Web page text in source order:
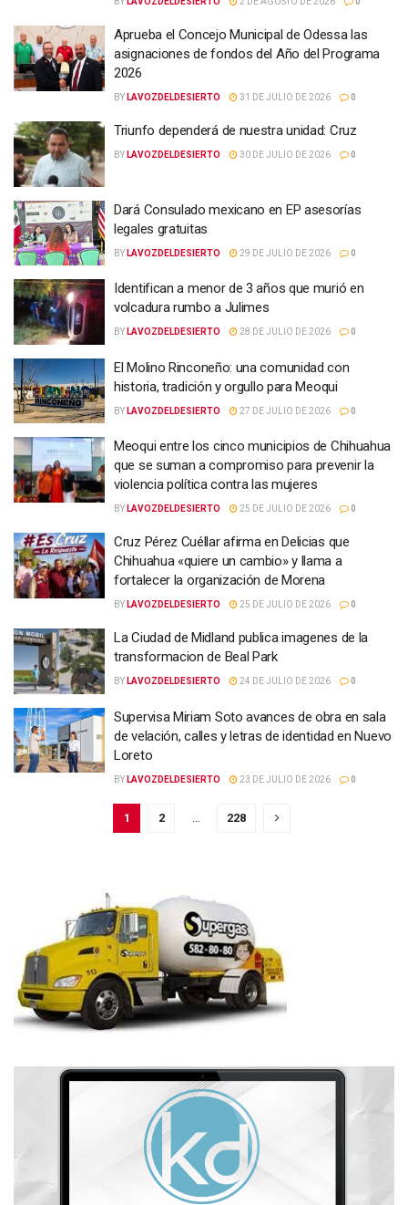
Aprueba el Concejo Municipal de Odessa las
asignaciones de fondos del Año del Programa
2026
BY LAVOZDELDESIERTO 31 DE JULIO DE 2026 0
Triunfo dependerá de nuestra unidad: Cruz
BY LAVOZDELDESIERTO 30 DE JULIO DE 2026 0
Dará Consulado mexicano en EP asesorías
legales gratuitas
BY LAVOZDELDESIERTO 29 DE JULIO DE 2026 0
Identifican a menor de 3 años que murió en
volcadura rumbo a Julimes
BY LAVOZDELDESIERTO 28 DE JULIO DE 2026 0
El Molino Rinconeño: una comunidad con
historia, tradición y orgullo para Meoqui
BY LAVOZDELDESIERTO 27 DE JULIO DE 2026 0
Meoqui entre los cinco municipios de Chihuahua
que se suman a compromiso para prevenir la
violencia política contra las mujeres
BY LAVOZDELDESIERTO 25 DE JULIO DE 2026 0
Cruz Pérez Cuéllar afirma en Delicias que
Chihuahua «quiere un cambio» y llama a
fortalecer la organización de Morena
BY LAVOZDELDESIERTO 25 DE JULIO DE 2026 0
La Ciudad de Midland publica imagenes de la
transformacion de Beal Park
BY LAVOZDELDESIERTO 24 DE JULIO DE 2026 0
Supervisa Miriam Soto avances de obra en sala
de velación, calles y letras de identidad en Nuevo
Loreto
BY LAVOZDELDESIERTO 23 DE JULIO DE 2026 0
1 2 228